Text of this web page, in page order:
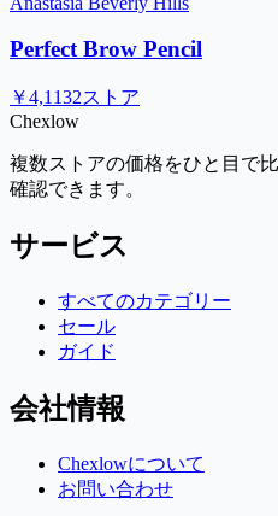
Perfect Brow Pencil
￥4,1132ストア
Chexlow
複数ストアの価格をひと目で
確認できます。
サービス
すべてのカテゴリー
セール
ガイド
会社情報
Chexlowについて
お問い合わせ